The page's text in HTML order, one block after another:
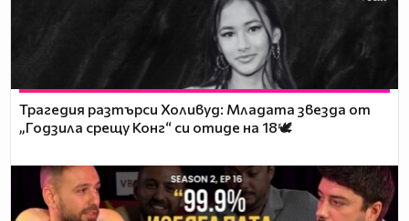
Трагедия разтърси Холивуд: Младата звезда от
„Годзила срещу Конг“ си отиде на 18🕊️